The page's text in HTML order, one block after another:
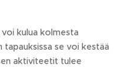
kulua kolmesta
se voi kestää
aktiviteetit tulee